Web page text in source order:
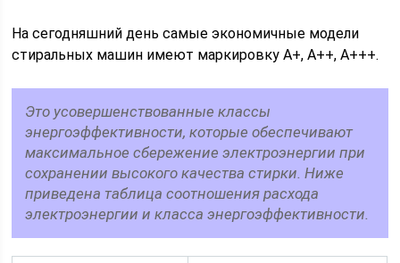
На сегодняшний день самые экономичные модели
стиральных машин имеют маркировку А+, А++, А+++.
Это усовершенствованные классы
энергоэффективности, которые обеспечивают
максимальное сбережение электроэнергии при
сохранении высокого качества стирки. Ниже
приведена таблица соотношения расхода
электроэнергии и класса энергоэффективности.